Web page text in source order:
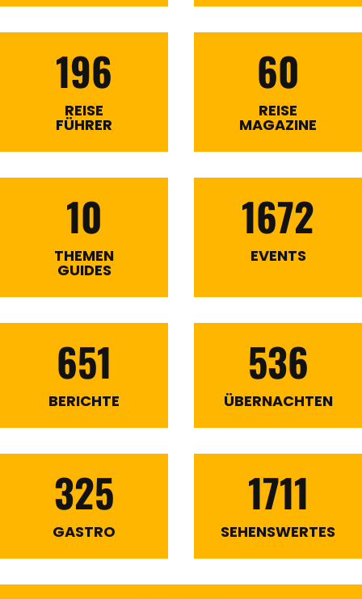
196
REISE
FÜHRER
60
REISE
MAGAZINE
10
THEMEN
GUIDES
1672
EVENTS
651
BERICHTE
536
ÜBERNACHTEN
325
GASTRO
1711
SEHENSWERTES